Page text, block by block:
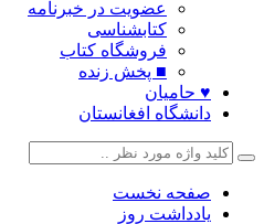
عضویت در خبرنامه
کتابشناسی
فروشگاه کتاب
■ پخش زنده
♥ حامیان
دانشگاه افغانستان
صفحه نخست
یادداشت روز